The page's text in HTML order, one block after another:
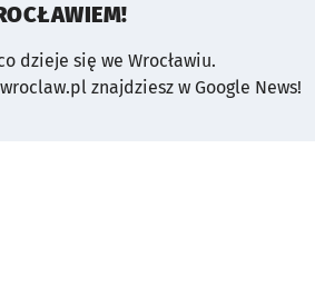
dzieje się we Wrocławiu.
znajdziesz w Google News!